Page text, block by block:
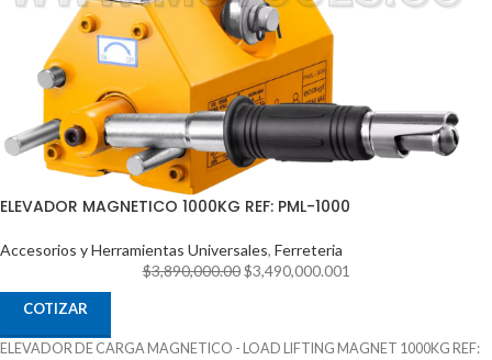
ELEVADOR MAGNETICO 1000KG REF: PML-1000
Accesorios y Herramientas Universales, Ferreteria
$3,890,000.00 $3,490,000.001
COTIZAR
ELEVADOR DE CARGA MAGNETICO - LOAD LIFTING MAGNET 1000KG REF: